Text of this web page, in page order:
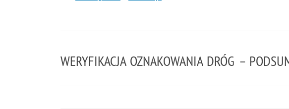
WERYFIKACJA OZNAKOWANIA DRÓG –